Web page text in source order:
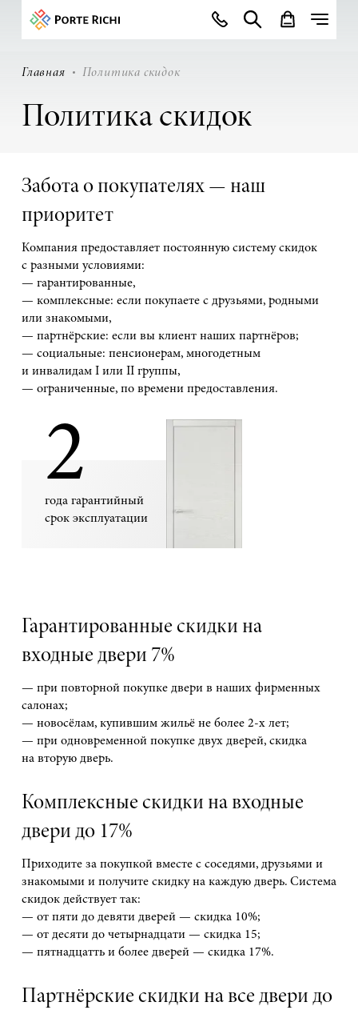
Главная Политика скидок
Политика скидок
Забота о покупателях — наш
приоритет
Компания предоставляет постоянную систему скидок
с разными условиями:
— гарантированные,
— комплексные: если покупаете с друзьями, родными
или знакомыми,
— партнёрские: если вы клиент наших партнёров;
— социальные: пенсионерам, многодетным
и инвалидам I или II группы,
— ограниченные, по времени предоставления.
2
года гарантийный
срок эксплуатации
Гарантированные скидки на
входные двери 7%
— при повторной покупке двери в наших фирменных
салонах;
— новосёлам, купившим жильё не более 2-х лет;
— при одновременной покупке двух дверей, скидка
на вторую дверь.
Комплексные скидки на входные
двери до 17%
Приходите за покупкой вместе с соседями, друзьями и
знакомыми и получите скидку на каждую дверь. Система
скидок действует так:
— от пяти до девяти дверей — скидка 10%;
— от десяти до четырнадцати — скидка 15;
— пятнадцатть и более дверей — скидка 17%.
Партнёрские скидки на все двери до